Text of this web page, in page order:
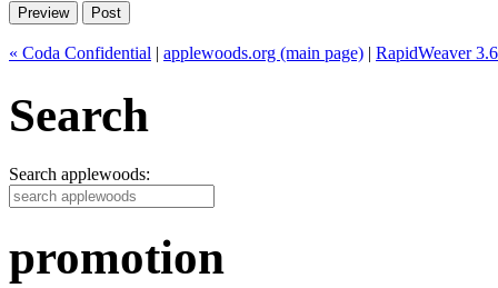
« Coda Confidential applewoods.org (main page) RapidWeaver
Search
Search applewoods:
promotion